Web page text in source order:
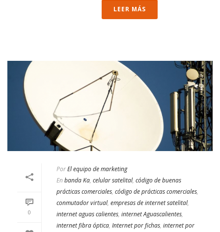
LEER MÁS
0
PorEl equipo de marketing
En banda Ka, celular satelital, código de buenas
prácticas comerciales, código de prácticas comerciales,
conmutador virtual, empresas de internet satelital,
internet aguas calientes, internet Aguascalientes,
internet fibra óptica, Internet por fichas, internet por